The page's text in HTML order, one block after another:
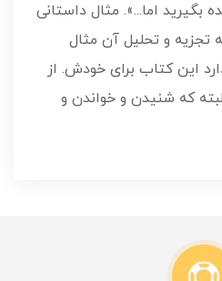
بگیرید اما...». مثال داستانی
تجزیه و تحلیل آن مثال
این کتاب برای خودش. از
که شنیدن و خواندن و